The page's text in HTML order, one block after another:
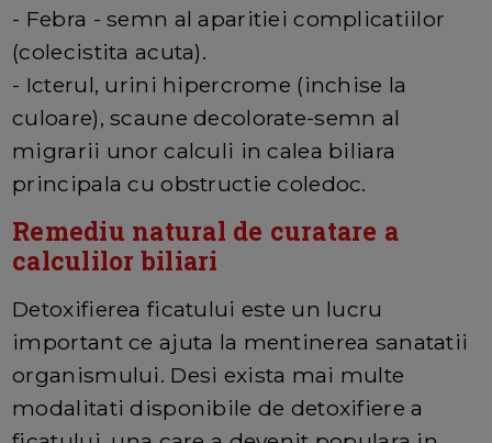
- Febra - semn al aparitiei complicatiilor
(colecistita acuta).
- Icterul, urini hipercrome (inchise la
culoare), scaune decolorate-semn al
migrarii unor calculi in calea biliara
principala cu obstructie coledoc.
Remediu natural de curatare a
calculilor biliari
Detoxifierea ficatului este un lucru
important ce ajuta la mentinerea sanatatii
organismului. Desi exista mai multe
modalitati disponibile de detoxifiere a